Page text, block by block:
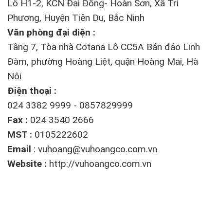
Lô H1-2, KCN Đại Đồng- Hoàn Sơn, Xã Tri
Phương, Huyện Tiên Du, Bắc Ninh
Văn phòng đại diện :
Tầng 7, Tòa nhà Cotana Lô CC5A Bán đảo Linh
Đàm, phường Hoàng Liệt, quận Hoàng Mai, Hà
Nội
Điện thoại :
024 3382 9999 - 0857829999
Fax : 024 3540 2666
MST : 0105222602
Email : vuhoang@vuhoangco.com.vn
Website : http://vuhoangco.com.vn